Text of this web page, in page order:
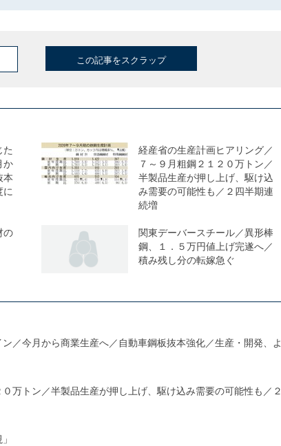
この記事をスクラップ
か
本
に
経産省の生産計画ヒアリング／
７～９月粗鋼２１２０万トン／
半製品生産が押し上げ、駆け込
み需要の可能性も／２四半期連
続増
の
関東デーバースチール／異形棒
鋼、１．５万円値上げ完遂へ／
積み残し分の転嫁急ぐ
／今月から商業生産へ／自動車鋼板抜本強化／生産・開発、よ
万トン／半製品生産が押し上げ、駆け込み需要の可能性も／２